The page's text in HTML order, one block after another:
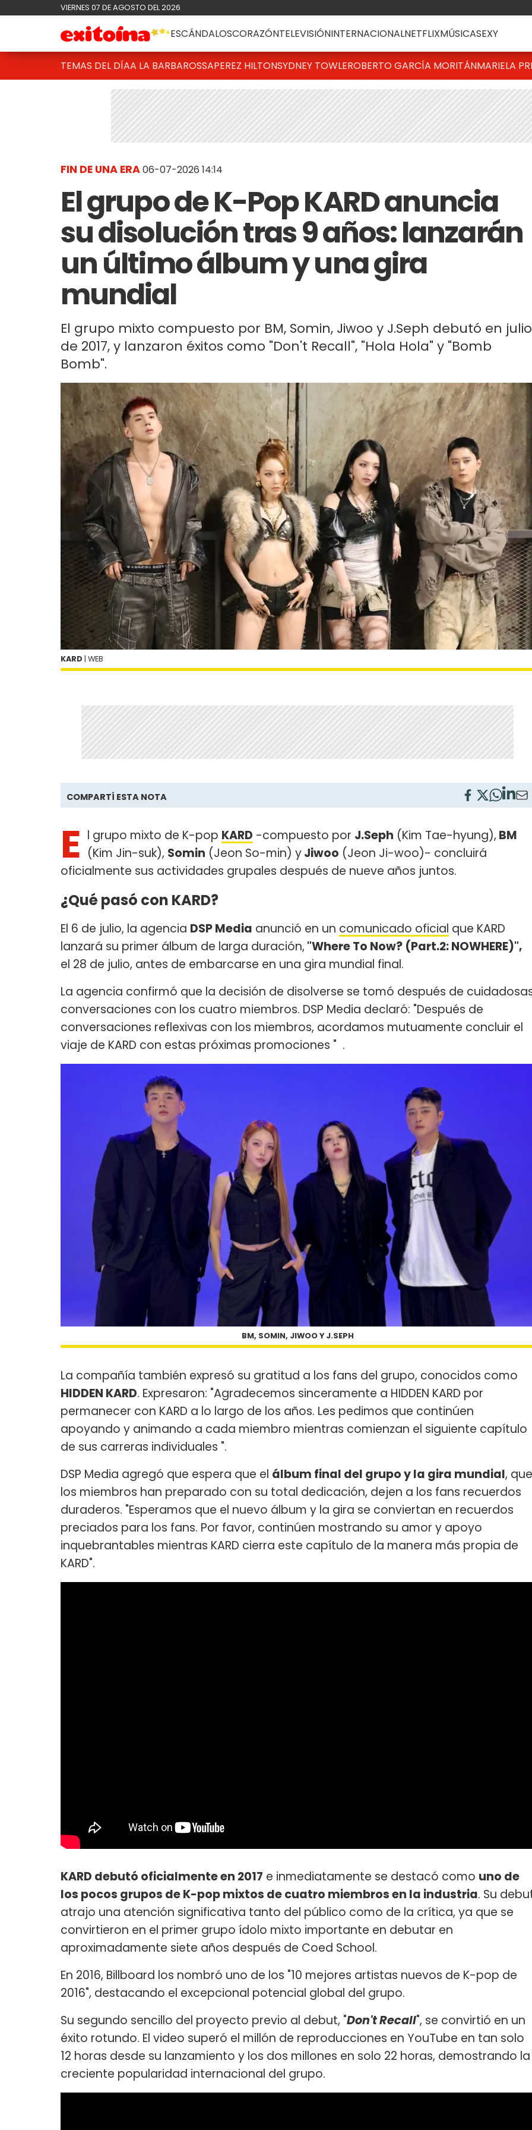
VIERNES 07 DE AGOSTO DEL 2026
ESCÁNDALOSCORAZÓNTELEVISIÓNINTERNACIONALNETFLIXMÚSICASEXY
TEMAS DEL DÍAA LA BARBAROSSAPEREZ HILTONSYDNEY TOWLEROBERTO GARCÍA MORITÁNMARIELA
FIN DE UNA ERA06-07-2026 14:14
El grupo de K-Pop KARD anuncia
su disolución tras 9 años: lanzarán
un último álbum y una gira
mundial
El grupo mixto compuesto por BM, Somin, Jiwoo y J.Seph debutó en julio
de 2017, y lanzaron éxitos como "Don't Recall", "Hola Hola" y "Bomb
Bomb".
KARD | WEB
COMPARTÍ ESTA NOTA
E l grupo mixto de K-pop KARD -compuesto por J.Seph (Kim Tae-hyung), BM
(Kim Jin-suk), Somin (Jeon So-min) yJiwoo (Jeon Ji-woo)- concluirá
oficialmente sus actividades grupales después de nueve años juntos.
¿Qué pasó con KARD?
El 6 de julio, la agencia DSP Media anunció en un comunicado oficial que KARD
lanzará su primer álbum de larga duración, "Where To Now? (Part.2: NOWHERE)",
el 28 de julio, antes de embarcarse en una gira mundial final.
La agencia confirmó que la decisión de disolverse se tomó después de
conversaciones con los cuatro miembros. DSP Media declaró: "Después de
conversaciones reflexivas con los miembros, acordamos mutuamente concluir el
viaje de KARD con estas próximas promociones " .
BM, SOMIN, JIWOO Y J.SEPH
La compañía también expresó su gratitud a los fans del grupo, conocidos como
HIDDEN KARD. Expresaron: "Agradecemos sinceramente a HIDDEN KARD por
permanecer con KARD a lo largo de los años. Les pedimos que continúen
apoyando y animando a cada miembro mientras comienzan el siguiente capítulo
de sus carreras individuales ".
DSP Media agregó que espera que el álbum final del grupo y la gira mundial, que
los miembros han preparado con su total dedicación, dejen a los fans recuerdos
duraderos. "Esperamos que el nuevo álbum y la gira se conviertan en recuerdos
preciados para los fans. Por favor, continúen mostrando su amor y apoyo
inquebrantables mientras KARD cierra este capítulo de la manera más propia de
KARD".
KARD debutó oficialmente en 2017 e inmediatamente se destacó como uno de
los pocos grupos de K-pop mixtos de cuatro miembros en la industria. Su
atrajo una atención significativa tanto del público como de la crítica, ya que se
convirtieron en el primer grupo ídolo mixto importante en debutar en
aproximadamente siete años después de Coed School.
En 2016, Billboard los nombró uno de los "10 mejores artistas nuevos de K-pop de
2016", destacando el excepcional potencial global del grupo.
Su segundo sencillo del proyecto previo al debut, "Don't Recall", se convirtió en un
éxito rotundo. El video superó el millón de reproducciones en YouTube en tan solo
12 horas desde su lanzamiento y los dos millones en solo 22 horas, demostrando la
creciente popularidad internacional del grupo.